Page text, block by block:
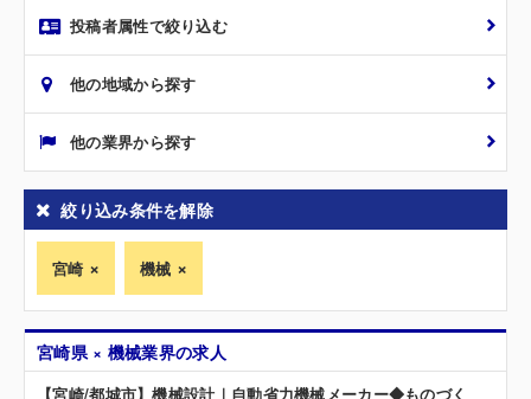
投稿者属性で絞り込む
他の地域から探す
他の業界から探す
絞り込み条件を解除
宮崎 機械
宮崎県 × 機械業界の求人
【宮崎/都城市】機械設計｜自動省力機械メーカー◆ものづく